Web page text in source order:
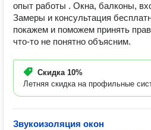
опыт работы . Окна, балконы,
Замеры и консультация
покажем и поможем принять
что-то не понятно объясним.
Скидка 10%
Летняя скидка на профильные
Звукоизоляция окон